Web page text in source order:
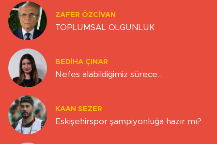
ZAFER ÖZCIVAN
TOPLUMSAL OLGUNLUK
BEDIHA ÇINAR
Nefes alabildiğimiz sürece…
KAAN SEZER
Eskişehirspor şampiyonluğa hazır mı?